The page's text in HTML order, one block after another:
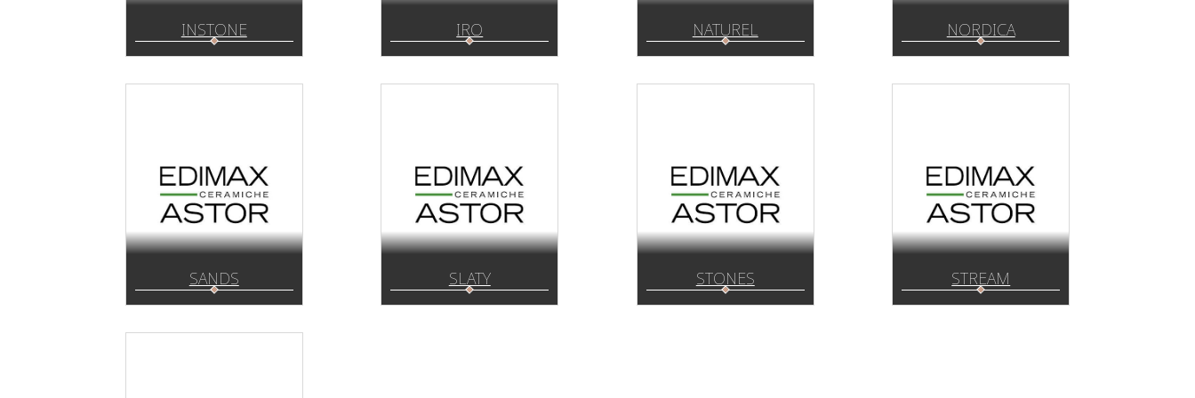
INSTONE IRO NATUREL NORDICA
SANDS SLATY STONES STREAM